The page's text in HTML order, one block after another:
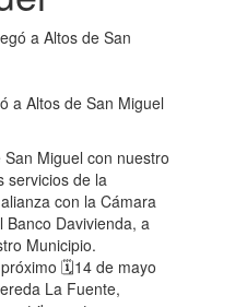
a Altos de San Miguel
Miguel con nuestro
servicios de la
con la Cámara
Banco Davivienda, a
Municipio.
🗓14 de mayo
La Fuente,